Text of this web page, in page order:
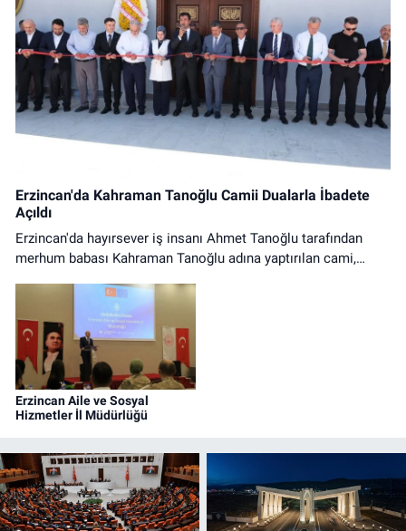
Erzincan'da Kahraman Tanoğlu Camii Dualarla İbadete
Açıldı
Erzincan'da hayırsever iş insanı Ahmet Tanoğlu tarafından
merhum babası Kahraman Tanoğlu adına yaptırılan cami,
Erzincan Aile ve Sosyal
Hizmetler İl Müdürlüğü